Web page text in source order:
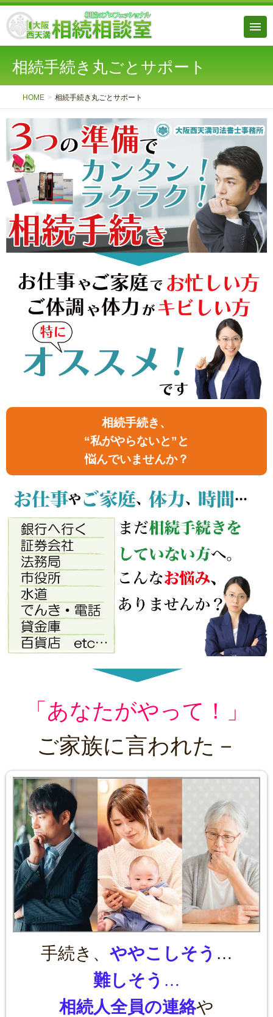
相続手続き丸ごとサポート
HOME 相続手続き丸ごとサポート
相続手続き、
“私がやらないと”と
悩んでいませんか？
「あなたがやって！」
ご家族に言われた－
手続き、 ややこしそう …
難しそう …
相続人全員の連絡や